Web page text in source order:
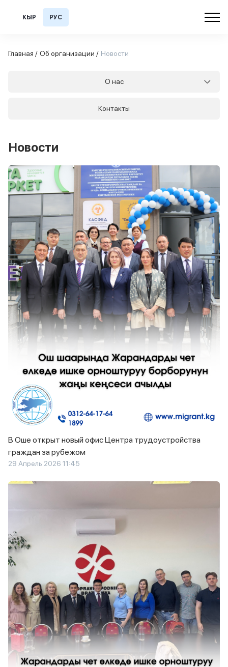
КЫР РУС
Главная / Об организации / Новости
О нас
Контакты
Новости
В Оше открыт новый офис Центра трудоустройства
граждан за рубежом
29 Апрель 2026 11:45